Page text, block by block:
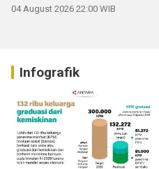
04 August 2026 22:00 WIB
Infografik